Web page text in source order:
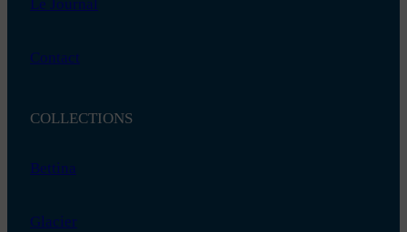
Le Journal
Contact
COLLECTIONS
Bettina
Glacier